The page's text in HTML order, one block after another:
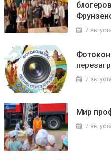
7
7
Мир
7